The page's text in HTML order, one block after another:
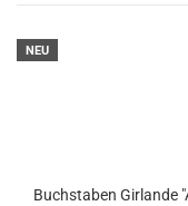
NEU
Buchstaben Girlande